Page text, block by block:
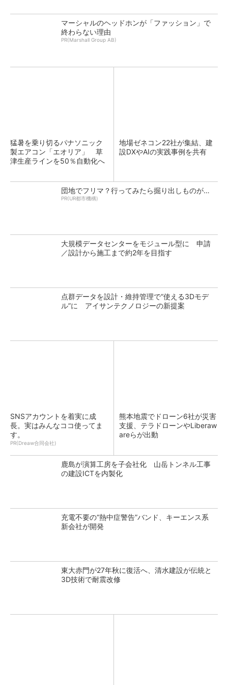
マーシャルのヘッドホンが「ファッション」で
終わらない理由
PR(Marshall Group AB)
猛暑を乗り切るパナソニック
製エアコン「エオリア」 草
津生産ラインを50％自動化へ
地場ゼネコン22社が集結、建
設DXやAIの実践事例を共有
団地でフリマ？行ってみたら掘り出しものが…
PR(UR都市機構)
大規模データセンターをモジュール型に 申請
／設計から施工まで約2年を目指す
点群データを設計・維持管理で“使える3Dモデ
ル”に アイサンテクノロジーの新提案
SNSアカウントを着実に成
長。実はみんなココ使ってま
す。
PR(Dreaw合同会社)
熊本地震でドローン6社が災害
支援、テラドローンやLiberaw
areらが出動
鹿島が演算工房を子会社化 山岳トンネル工事
の建設ICTを内製化
充電不要の“熱中症警告”バンド、キーエンス系
新会社が開発
東大赤門が27年秋に復活へ、清水建設が伝統と
3D技術で耐震改修